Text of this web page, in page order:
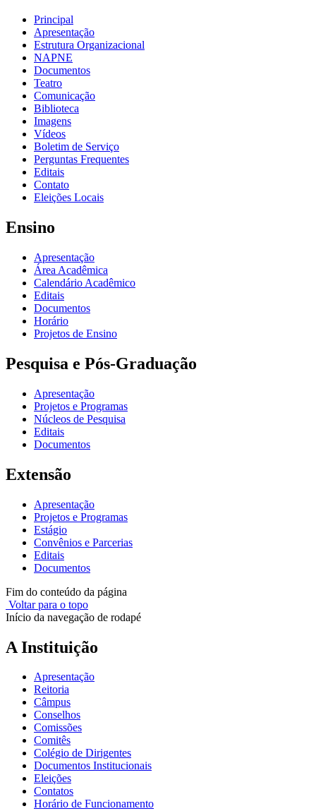
Principal
Apresentação
Estrutura Organizacional
NAPNE
Documentos
Teatro
Comunicação
Biblioteca
Imagens
Vídeos
Boletim de Serviço
Perguntas Frequentes
Editais
Contato
Eleições Locais
Ensino
Apresentação
Área Acadêmica
Calendário Acadêmico
Editais
Documentos
Horário
Projetos de Ensino
Pesquisa e Pós-Graduação
Apresentação
Projetos e Programas
Núcleos de Pesquisa
Editais
Documentos
Extensão
Apresentação
Projetos e Programas
Estágio
Convênios e Parcerias
Editais
Documentos
Fim do conteúdo da página
Voltar para o topo
Início da navegação de rodapé
A Instituição
Apresentação
Reitoria
Câmpus
Conselhos
Comissões
Comitês
Colégio de Dirigentes
Documentos Institucionais
Eleições
Contatos
Horário de Funcionamento